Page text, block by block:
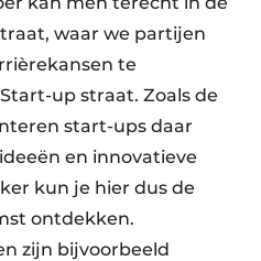
waar we partijen
te
up straat. Zoals de
start-ups daar
en innovatieve
kun je hier dus de
ontdekken.
zijn bijvoorbeeld